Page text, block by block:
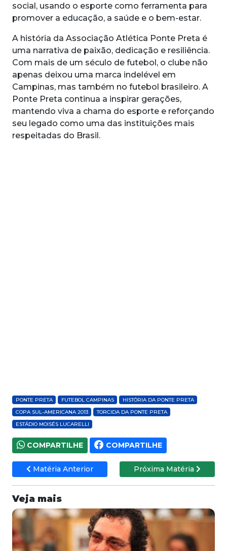
social, usando o esporte como ferramenta para
promover a educação, a saúde e o bem-estar.
A história da Associação Atlética Ponte Preta é
uma narrativa de paixão, dedicação e resiliência.
Com mais de um século de futebol, o clube não
apenas deixou uma marca indelével em
Campinas, mas também no futebol brasileiro. A
Ponte Preta continua a inspirar gerações,
mantendo viva a chama do esporte e reforçando
seu legado como uma das instituições mais
respeitadas do Brasil.
PONTE PRETA FUTEBOL CAMPINAS
HISTÓRIA DA PONTE PRETA
COPA SUL-AMERICANA 2013
TORCIDA DA PONTE PRETA
ESTÁDIO MOISÉS LUCARELLI
COMPARTILHE COMPARTILHE
Matéria Anterior Próxima Matéria
Veja mais